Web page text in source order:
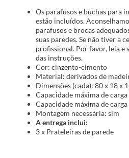
Os parafusos e buchas para
estão incluídos.
parafusos e brocas
suas paredes. Se não tiver a
profissional. Por favor, leia e
das instruções.
Cor: cinzento-cimento
Material: derivados de
Dimensões (cada): 80 x 18 x
Capacidade máxima de
Capacidade máxima de carga
Montagem necessária: sim
A entrega inclui:
3 x Prateleiras de parede